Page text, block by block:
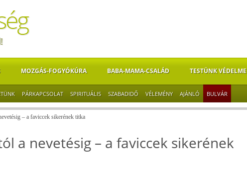
MOZGÁS-FOGYÓKÚRA BABA-MAMA-CSALÁD TESTÜNK VÉDELME
PÁRKAPCSOLAT SPIRITUÁLIS SZABADIDŐ VÉLEMÉNY AJÁNLÓ BULVÁR
– a faviccek sikerének titka
a nevetésig – a faviccek sikerének